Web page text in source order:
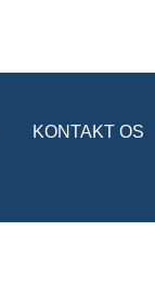
KONTAKT OS